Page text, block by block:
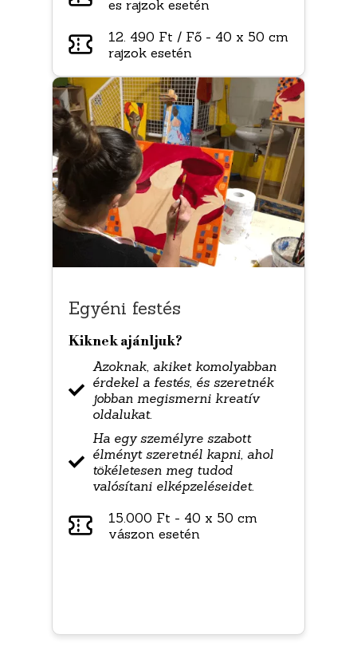
es rajzok esetén
12. 490 Ft / Fő - 40 x 50 cm
rajzok esetén
Egyéni festés
Kiknek ajánljuk?
Azoknak, akiket komolyabban
érdekel a festés, és szeretnék
jobban megismerni kreatív
oldalukat.
Ha egy személyre szabott
élményt szeretnél kapni, ahol
tökéletesen meg tudod
valósítani elképzeléseidet.
15.000 Ft - 40 x 50 cm
vászon esetén